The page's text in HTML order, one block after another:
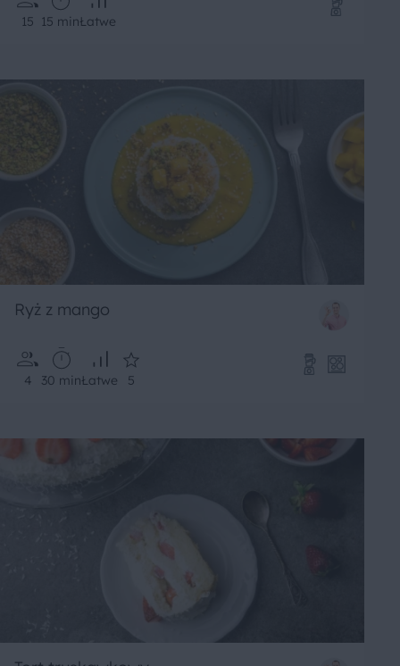
15 15 minŁatwe
Ryż z mango
4 30 minŁatwe 5